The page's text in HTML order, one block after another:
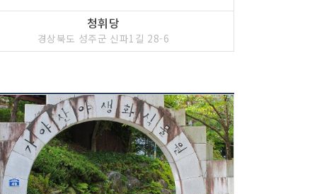
청휘당
경상북도 성주군 신파1길 28-6